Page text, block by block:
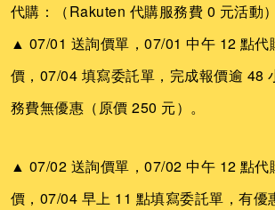
代購：（Rakuten 代購服務費 0 元活動）
▲ 07/01 送詢價單，07/01 中午 12 點代
價，07/04 填寫委託單，完成報價逾 48
務費無優惠（原價 250 元）。
▲ 07/02 送詢價單，07/02 中午 12 點代
價，07/04 早上 11 點填寫委託單，有優